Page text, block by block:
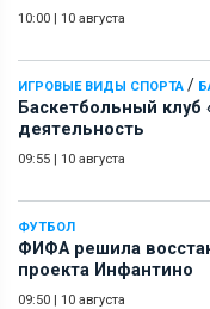
10:00 | 10 августа
ИГРОВЫЕ ВИДЫ СПОРТА /
Баскетбольный клуб
деятельность
09:55 | 10 августа
ФУТБОЛ
ФИФА решила
проекта Инфантино
09:50 | 10 августа